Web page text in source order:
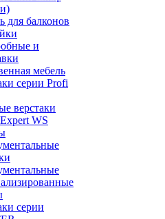
для балконов
и
мебель
серии Profi
верстаки
WS
серии